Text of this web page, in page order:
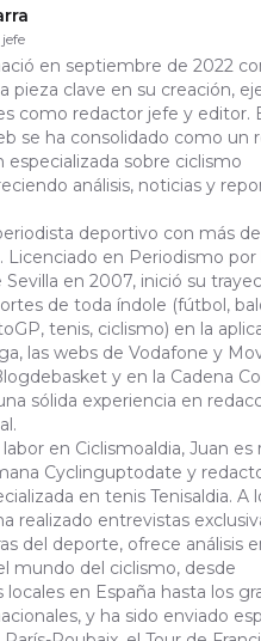
en septiembre de 2022
pieza clave en su creación,
como redactor jefe y editor.
se ha consolidado como un
especializada sobre ciclismo
análisis, noticias y
deportivo con más
Licenciado en Periodismo por
Sevilla en 2007, inició su
de toda índole (fútbol,
tenis, ciclismo) en la
las webs de Vodafone y
y en la Cadena
sólida experiencia en
en Ciclismoaldia, Juan es
Cyclinguptodate y
en tenis Tenisaldia. A
realizado entrevistas
del deporte, ofrece análisis
mundo del ciclismo, desde
en España hasta los
y ha sido enviado